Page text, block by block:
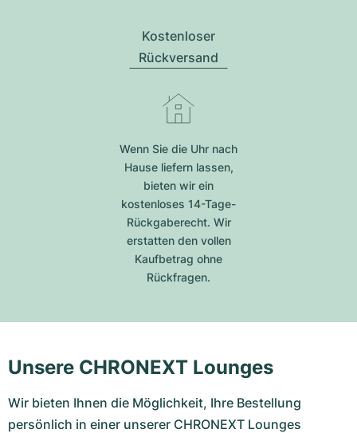
Kostenloser
Rückversand
Wenn Sie die Uhr nach
Hause liefern lassen,
bieten wir ein
kostenloses 14-Tage-
Rückgaberecht. Wir
erstatten den vollen
Kaufbetrag ohne
Rückfragen.
Unsere CHRONEXT Lounges
Wir bieten Ihnen die Möglichkeit, Ihre Bestellung
persönlich in einer unserer CHRONEXT Lounges